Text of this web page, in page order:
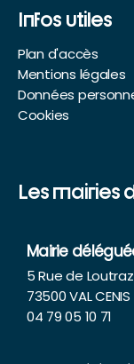
Infos utiles
Plan d'accès
Mentions légales
Données
Cookies
Les mairies
Mairie
5 Rue de
73500 VAL CENIS
04 79 05 10 71